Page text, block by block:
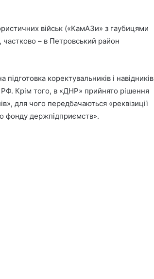
військ («КамАЗи» з гаубицями
частково – в Петровський район
коректувальників і навідників
РФ. Крім того, в «ДНР» прийнято рішення
для чого передбачаються «реквізиції
фонду держпідприємств».